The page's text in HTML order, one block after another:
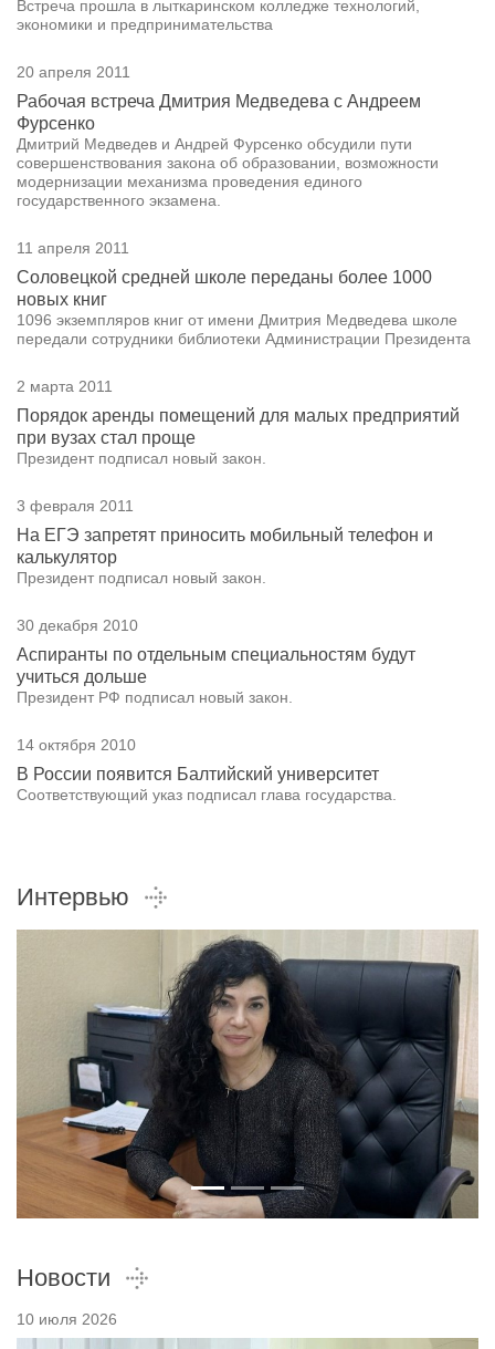
Встреча прошла в лыткаринском колледже технологий,
экономики и предпринимательства
20 апреля 2011
Рабочая встреча Дмитрия Медведева с Андреем
Фурсенко
Дмитрий Медведев и Андрей Фурсенко обсудили пути
совершенствования закона об образовании, возможности
модернизации механизма проведения единого
государственного экзамена.
11 апреля 2011
Соловецкой средней школе переданы более 1000
новых книг
1096 экземпляров книг от имени Дмитрия Медведева школе
передали сотрудники библиотеки Администрации Президента
2 марта 2011
Порядок аренды помещений для малых предприятий
при вузах стал проще
Президент подписал новый закон.
3 февраля 2011
На ЕГЭ запретят приносить мобильный телефон и
калькулятор
Президент подписал новый закон.
30 декабря 2010
Аспиранты по отдельным специальностям будут
учиться дольше
Президент РФ подписал новый закон.
14 октября 2010
В России появится Балтийский университет
Соответствующий указ подписал глава государства.
Интервью
Новости
10 июля 2026